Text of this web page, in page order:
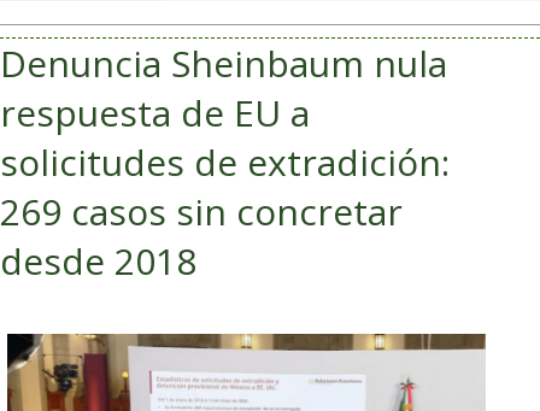
Denuncia Sheinbaum nula
respuesta de EU a
solicitudes de extradición:
269 casos sin concretar
desde 2018